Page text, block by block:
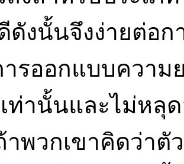
ดังนั้นจึงง่ายต่อ
ารออกแบบความ
เท่านั้นและไม่ห
พวกเขาคิดว่าตั